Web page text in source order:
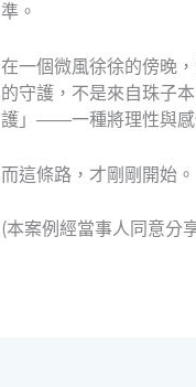
準。
在一個微風徐徐的傍晚
的守護，不是來自珠子
護」——一種將理性與感
而這條路，才剛剛開始。
(本案例經當事人同意分